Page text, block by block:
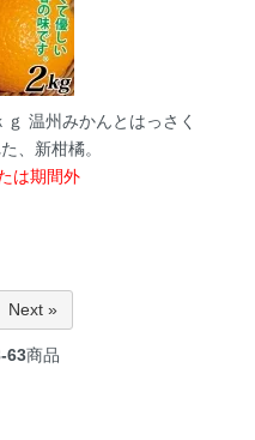
温州みかんとはっさく
、新柑橘。
は期間外
Next »
63商品